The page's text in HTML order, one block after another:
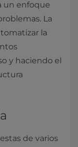
un enfoque
La
la
y haciendo el
de varios